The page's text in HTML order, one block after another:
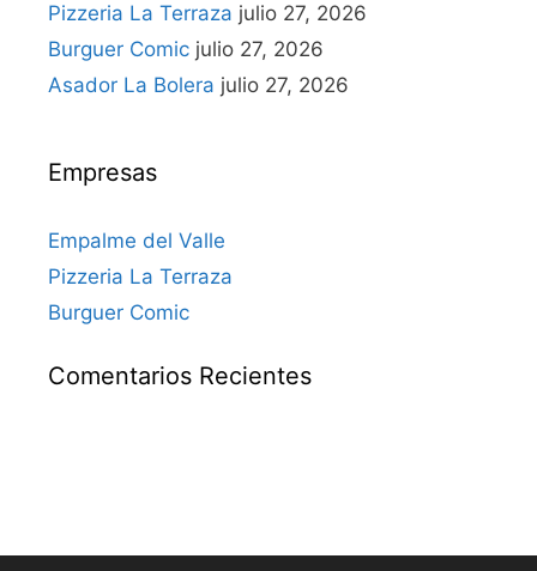
Pizzeria La Terraza julio 27, 2026
Burguer Comic julio 27, 2026
Asador La Bolera julio 27, 2026
Empresas
Empalme del Valle
Pizzeria La Terraza
Burguer Comic
Comentarios Recientes